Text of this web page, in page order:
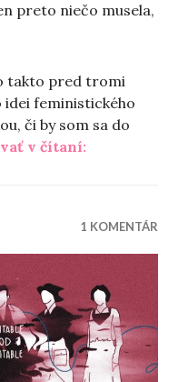
preto niečo musela,
takto pred tromi
idei feministického
či by som sa do
v čítaní:„Čo už viac
1 KOMENTÁR